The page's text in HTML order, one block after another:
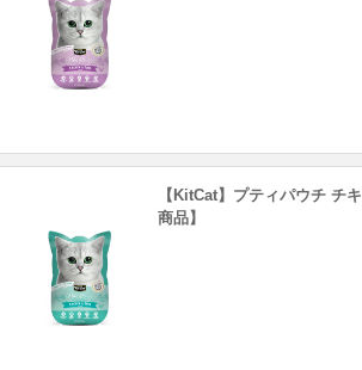
【KitCat】プティパウチ チ
商品】